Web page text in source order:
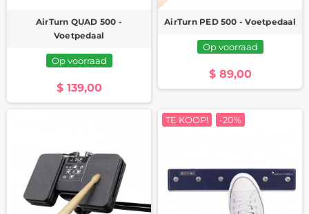
AirTurn QUAD 500 -
Voetpedaal
Op voorraad
$ 139,00
AirTurn PED 500 - Voetpedaal
Op voorraad
$ 89,00
TE KOOP! -20%